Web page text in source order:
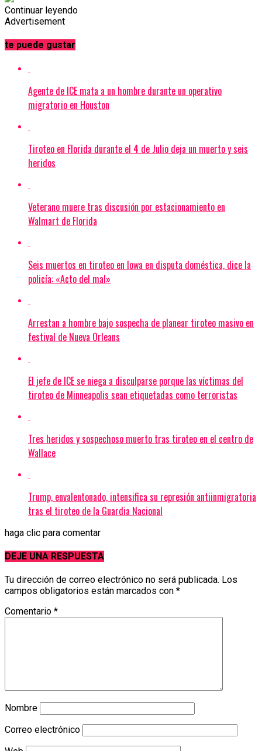
Continuar leyendo
Advertisement
te puede gustar
Agente de ICE mata a un hombre durante un operativo
migratorio en Houston
Tiroteo en Florida durante el 4 de Julio deja un muerto y seis
heridos
Veterano muere tras discusión por estacionamiento en
Walmart de Florida
Seis muertos en tiroteo en Iowa en disputa doméstica, dice la
policía: «Acto del mal»
Arrestan a hombre bajo sospecha de planear tiroteo masivo en
festival de Nueva Orleans
El jefe de ICE se niega a disculparse porque las víctimas del
tiroteo de Minneapolis sean etiquetadas como terroristas
Tres heridos y sospechoso muerto tras tiroteo en el centro de
Wallace
Trump, envalentonado, intensifica su represión antiinmigratoria
tras el tiroteo de la Guardia Nacional
haga clic para comentar
DEJE UNA RESPUESTA
Tu dirección de correo electrónico no será publicada. Los
campos obligatorios están marcados con *
Comentario *
Nombre
Correo electrónico